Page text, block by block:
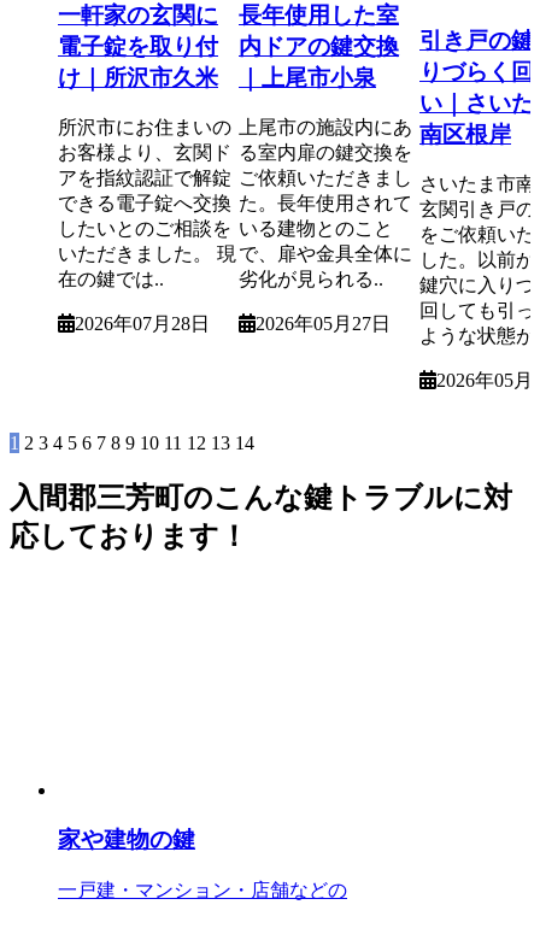
一軒家の玄関に
電子錠を取り付
け｜所沢市久米
所沢市にお住まいの
お客様より、玄関ド
アを指紋認証で解錠
できる電子錠へ交換
したいとのご相談を
いただきました。 現
在の鍵では..
2026年07月28日
長年使用した室
内ドアの鍵交換
｜上尾市小泉
上尾市の施設内にあ
る室内扉の鍵交換を
ご依頼いただきまし
た。長年使用されて
いる建物とのこと
で、扉や金具全体に
劣化が見られる..
2026年05月27日
引き戸の鍵
りづらく
い｜さいた
南区根岸
さいたま市
玄関引き戸の
をご依頼い
した。以前
鍵穴に入りづ
回しても引
ような状態が
2026年05月
1 2 3 4 5 6 7 8 9 10 11 12 13 14
入間郡三芳町のこんな鍵トラブルに対
応しております！
家や建物の鍵
一戸建・マンション・店舗などの